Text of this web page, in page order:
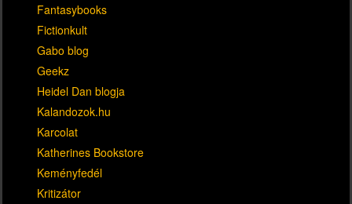
Fantasybooks
Fictionkult
Gabo blog
Geekz
Heidel Dan blogja
Kalandozok.hu
Karcolat
Katherines Bookstore
Keményfedél
Kritizátor